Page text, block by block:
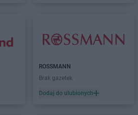
ROSSMANN
Brak gazetek
Dodaj do ulubionych